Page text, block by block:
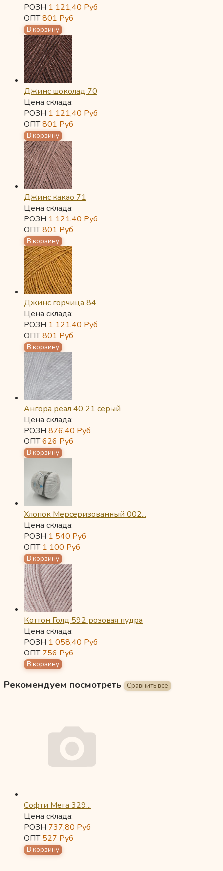
РОЗН 1 121,40 Руб
ОПТ801 Руб
Джинс шоколад 70
Цена склада:
РОЗН 1 121,40 Руб
ОПТ801 Руб
Джинс какао 71
Цена склада:
РОЗН 1 121,40 Руб
ОПТ801 Руб
Джинс горчица 84
Цена склада:
РОЗН 1 121,40 Руб
ОПТ801 Руб
Ангора реал 40 21 серый
Цена склада:
РОЗН 876,40 Руб
ОПТ626 Руб
Хлопок Мерсеризованный 002...
Цена склада:
РОЗН 1 540 Руб
ОПТ 1 100 Руб
Коттон Голд 592 розовая пудра
Цена склада:
РОЗН 1 058,40 Руб
ОПТ756 Руб
Рекомендуем посмотреть
Софти Мега 329...
Цена склада:
РОЗН 737,80 Руб
ОПТ527 Руб